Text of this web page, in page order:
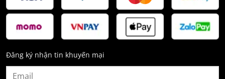
Đăng ký nhận tin khuyến mại